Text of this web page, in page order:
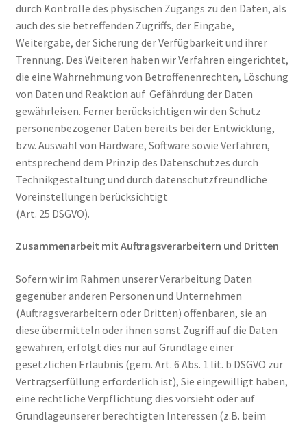
durch Kontrolle des physischen Zugangs zu den Daten, als
auch des sie betreffenden Zugriffs, der Eingabe,
Weitergabe, der Sicherung der Verfügbarkeit und ihrer
Trennung. Des Weiteren haben wir Verfahren eingerichtet,
die eine Wahrnehmung von Betroffenenrechten, Löschung
von Daten und Reaktion auf Gefährdung der Daten
gewährleisen. Ferner berücksichtigen wir den Schutz
personenbezogener Daten bereits bei der Entwicklung,
bzw. Auswahl von Hardware, Software sowie Verfahren,
entsprechend dem Prinzip des Datenschutzes durch
Technikgestaltung und durch datenschutzfreundliche
Voreinstellungen berücksichtigt
(Art. 25 DSGVO).
Zusammenarbeit mit Auftragsverarbeitern und Dritten
Sofern wir im Rahmen unserer Verarbeitung Daten
gegenüber anderen Personen und Unternehmen
(Auftragsverarbeitern oder Dritten) offenbaren, sie an
diese übermitteln oder ihnen sonst Zugriff auf die Daten
gewähren, erfolgt dies nur auf Grundlage einer
gesetzlichen Erlaubnis (gem. Art. 6 Abs. 1 lit. b DSGVO zur
Vertragserfüllung erforderlich ist), Sie eingewilligt haben,
eine rechtliche Verpflichtung dies vorsieht oder auf
Grundlageunserer berechtigten Interessen (z.B. beim